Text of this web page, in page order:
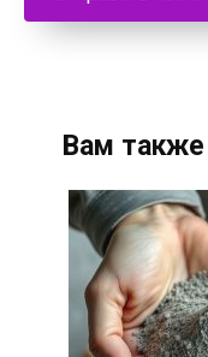
Вам